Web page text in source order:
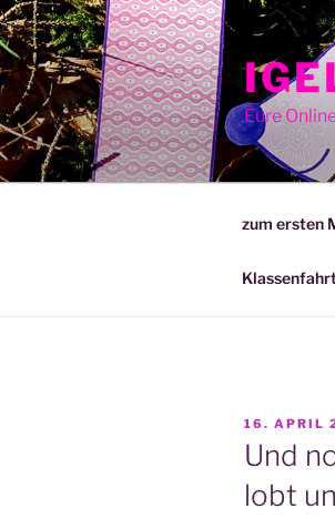
Zum
Inhalt
springen
Eure
zum ersten
AM
16. APRIL
Und
lobt